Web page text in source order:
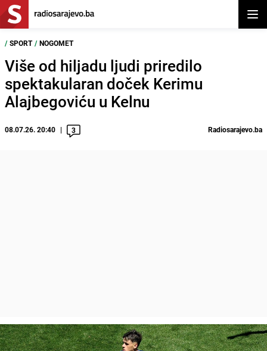
/ SPORT / NOGOMET
Više od hiljadu ljudi priredilo
spektakularan doček Kerimu
Alajbegoviću u Kelnu
08.07.26. 20:40 3 Radiosarajevo.ba